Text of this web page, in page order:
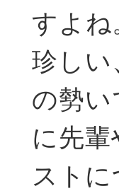
すよね
珍しい
の勢い
に先
スト